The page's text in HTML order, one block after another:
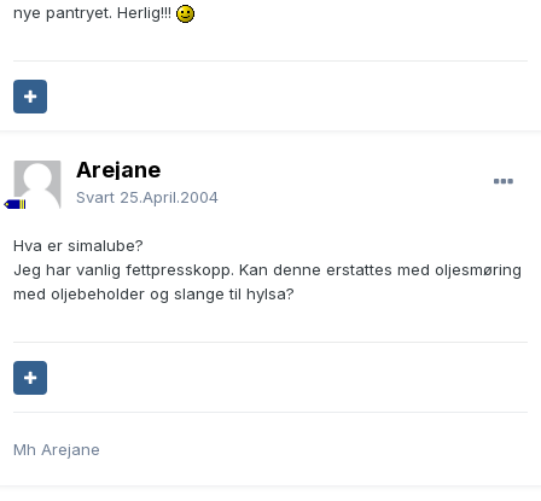
nye pantryet. Herlig!!!
Arejane
Svart 25.April.2004
Hva er simalube?
Jeg har vanlig fettpresskopp. Kan denne erstattes med oljesmøring
med oljebeholder og slange til hylsa?
Mh Arejane